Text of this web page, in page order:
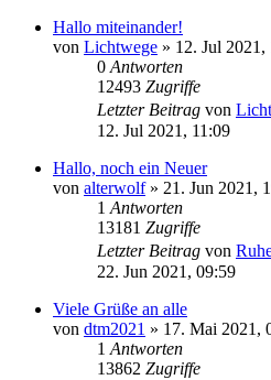
Hallo miteinander!
von Lichtwege » 12. Jul 2021,
0 Antworten
12493 Zugriffe
Letzter Beitrag von
12. Jul 2021, 11:09
Hallo, noch ein Neuer
von alterwolf» 21. Jun 2021,
1 Antworten
13181 Zugriffe
Letzter Beitrag von
22. Jun 2021, 09:59
Viele Grüße an alle
von dtm2021 » 17. Mai 2021,
1 Antworten
13862 Zugriffe